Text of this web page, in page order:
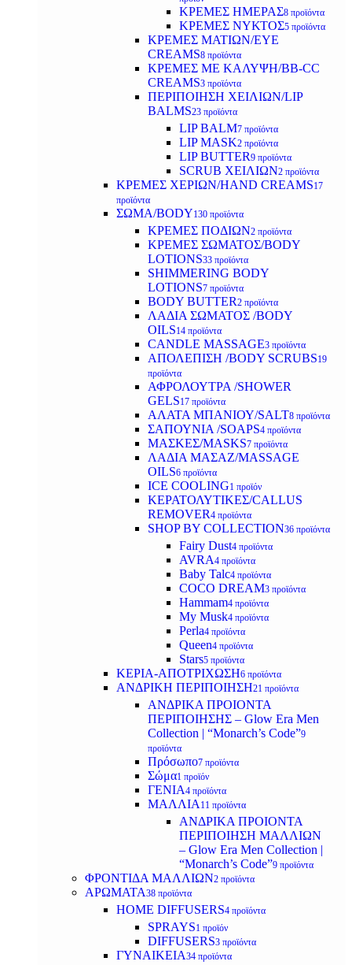
ΚΡΕΜΕΣ ΗΜΕΡΑΣ8 προϊόντα
ΚΡΕΜΕΣ ΝΥΚΤΟΣ5 προϊόντα
ΚΡΕΜΕΣ ΜΑΤΙΩΝ/EYE
CREAMS8 προϊόντα
ΚΡΕΜΕΣ ΜΕ ΚΑΛΥΨΗ/BB-CC
CREAMS3 προϊόντα
ΠΕΡΙΠΟΙΗΣΗ ΧΕΙΛΙΩΝ/LIP
BALMS23 προϊόντα
LIP BALM7 προϊόντα
LIP MASK2 προϊόντα
LIP BUTTER9 προϊόντα
SCRUB ΧΕΙΛΙΩΝ2 προϊόντα
ΚΡΕΜΕΣ ΧΕΡΙΩΝ/HAND CREAMS17
προϊόντα
ΣΩΜΑ/BODY130 προϊόντα
ΚΡΕΜΕΣ ΠΟΔΙΩΝ2 προϊόντα
ΚΡΕΜΕΣ ΣΩΜΑΤΟΣ/BODY
LOTIONS33 προϊόντα
SHIMMERING BODY
LOTIONS7 προϊόντα
BODY BUTTER2 προϊόντα
ΛΑΔΙΑ ΣΩΜΑΤΟΣ /BODY
OILS14 προϊόντα
CANDLE MASSAGE3 προϊόντα
ΑΠΟΛΕΠΙΣΗ /BODY SCRUBS19
προϊόντα
ΑΦΡΟΛΟΥΤΡΑ /SHOWER
GELS17 προϊόντα
ΑΛΑΤΑ ΜΠΑΝΙΟΥ/SALT8 προϊόντα
ΣΑΠΟΥΝΙΑ /SOAPS4 προϊόντα
ΜΑΣΚΕΣ/MASKS7 προϊόντα
ΛΑΔΙΑ ΜΑΣΑΖ/MASSAGE
OILS6 προϊόντα
ICE COOLING1 προϊόν
ΚΕΡΑΤΟΛΥΤΙΚΕΣ/CALLUS
REMOVER4 προϊόντα
SHOP BY COLLECTION36 προϊόντα
Fairy Dust4 προϊόντα
AVRA4 προϊόντα
Baby Talc4 προϊόντα
COCO DREAM3 προϊόντα
Hammam4 προϊόντα
My Musk4 προϊόντα
Perla4 προϊόντα
Queen4 προϊόντα
Stars5 προϊόντα
ΚΕΡΙΑ-ΑΠΟΤΡΙΧΩΣΗ6 προϊόντα
ΑΝΔΡΙΚΗ ΠΕΡΙΠΟΙΗΣΗ21 προϊόντα
ΑΝΔΡΙΚΑ ΠΡΟΙΟΝΤΑ
ΠΕΡΙΠΟΙΗΣΗΣ – Glow Era Men
Collection | “Monarch’s Code”9
προϊόντα
Πρόσωπο7 προϊόντα
Σώμα1 προϊόν
ΓΕΝΙΑ4 προϊόντα
ΜΑΛΛΙΑ 11 προϊόντα
ΑΝΔΡΙΚΑ ΠΡΟΙΟΝΤΑ
ΠΕΡΙΠΟΙΗΣΗ ΜΑΛΛΙΩΝ
– Glow Era Men Collection |
“Monarch’s Code”9 προϊόντα
ΦΡΟΝΤΙΔΑ ΜΑΛΛΙΩΝ2 προϊόντα
ΑΡΩΜΑΤΑ38 προϊόντα
HOME DIFFUSERS4 προϊόντα
SPRAYS1 προϊόν
DIFFUSERS3 προϊόντα
ΓΥΝΑΙΚΕΙΑ34 προϊόντα